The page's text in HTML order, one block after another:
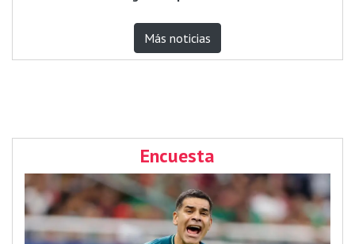
Más noticias
Encuesta